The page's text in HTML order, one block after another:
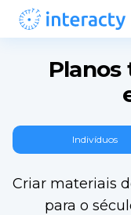
Planos
Indivíduos
Criar materiais
para o